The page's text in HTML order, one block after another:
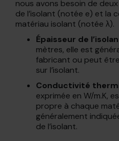
nous avons besoin de
de l’isolant (notée e) et la
matériau isolant (notée λ).
Épaisseur de
mètres, elle est
fabricant ou peut
sur l’isolant.
Conductivité
exprimée en W/m.K,
propre à chaque
généralement
de l’isolant.